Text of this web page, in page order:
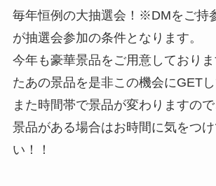
毎年恒例の大抽選会！※DMをご持
が抽選会参加の条件となります。
今年も豪華景品をご用意しており
たあの景品を是非この機会にGET
また時間帯で景品が変わりますの
景品がある場合はお時間に気をつ
い！！